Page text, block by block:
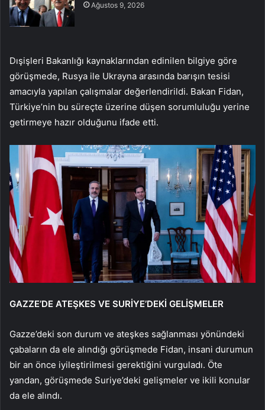
Ağustos 9, 2026
Dışişleri Bakanlığı kaynaklarından edinilen bilgiye göre
görüşmede, Rusya ile Ukrayna arasında barışın tesisi
amacıyla yapılan çalışmalar değerlendirildi. Bakan Fidan,
Türkiye’nin bu süreçte üzerine düşen sorumluluğu yerine
getirmeye hazır olduğunu ifade etti.
GAZZE’DE ATEŞKES VE SURİYE’DEKİ GELİŞMELER
Gazze’deki son durum ve ateşkes sağlanması yönündeki
çabaların da ele alındığı görüşmede Fidan, insani durumun
bir an önce iyileştirilmesi gerektiğini vurguladı. Öte
yandan, görüşmede Suriye’deki gelişmeler ve ikili konular
da ele alındı.